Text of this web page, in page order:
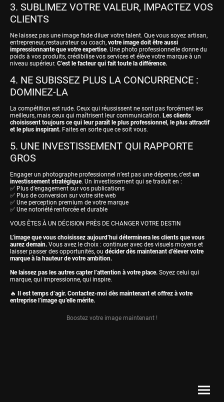
3. SUBLIMEZ VOTRE VALEUR, IMPACTEZ VOS
CLIENTS
Ne laissez pas une image fade diluer votre talent. Que vous soyez artisan,
entrepreneur, restaurateur ou coach, votre image doit être aussi
impressionnante que votre expertise. Une photo professionnelle donne du
poids à vos produits, crédibilise vos services et élève votre marque à un
niveau supérieur. C’est le facteur qui fait toute la différence.
4. NE SUBISSEZ PLUS LA CONCURRENCE :
DOMINEZ-LA
La compétition est rude. Ceux qui réussissent ne sont pas forcément les
meilleurs, mais ceux qui maîtrisent leur communication. Les clients
choisissent toujours ce qui leur paraît le plus professionnel, le plus attractif
et le plus inspirant. Faites en sorte que ce soit vous.
5. UNE INVESTISSEMENT QUI RAPPORTE
GROS
Engager un photographe professionnel n’est pas une dépense, c’est un
investissement stratégique. Un investissement qui se traduit en :
✅ Plus d’engagement sur vos publications
✅ Plus de conversion sur votre site web
✅ Une perception premium de votre marque
✅ Une notoriété renforcée et durable
VOUS ÊTES À UN DÉCISION PRÈS DE CHANGER VOTRE DESTIN
L’image que vous choisissez aujourd’hui déterminera les clients que vous
aurez demain. Vous avez le choix : continuer avec des visuels moyens et
laisser passer des opportunités, ou décider dès maintenant d’élever votre
marque à la hauteur de votre ambition.
Ne laissez pas les autres capter l’attention à votre place. Soyez celui qui
marque, qui impressionne, qui inspire.
🔥 Il est temps d’agir. Contactez-moi dès maintenant et offrez à votre
entreprise l’image qu’elle mérite.
Boostez votre image maintenant !